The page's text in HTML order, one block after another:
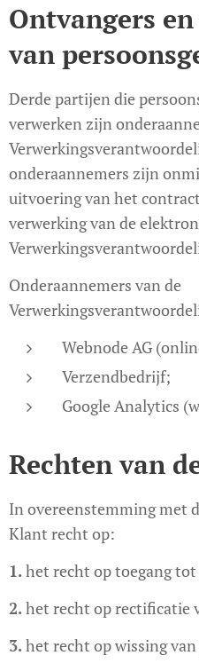
Ontvangers
van
Derde partijen die
verwerken zijn
onderaannemers zijn
uitvoering van het
verwerking van de
Onderaannemers van de
Webnode AG
Verzendbedrijf;
Google Analytics
Rechten van
In overeenstemming met
Klant recht op:
1. het recht op toegang tot
2. het recht op rectificatie
3. het recht op wissing